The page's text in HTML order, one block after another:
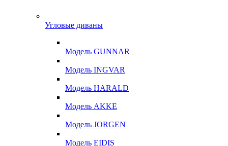
Угловые диваны
Модель GUNNAR
Модель INGVAR
Модель HARALD
Модель AKKE
Модель JORGEN
Модель EIDIS